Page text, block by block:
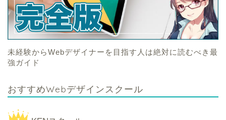
未経験からWebデザイナーを目指す人は絶対に読むべき最
強ガイド
おすすめWebデザインスクール